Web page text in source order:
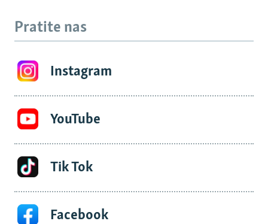
Pratite nas
Instagram
YouTube
Tik Tok
Facebook